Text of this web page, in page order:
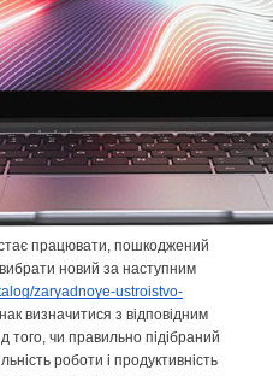
працювати, пошкоджений
новий за наступним
zaryadnoye-ustroistvo-
визначитися з відповідним
того, чи правильно підібраний
роботи і продуктивність